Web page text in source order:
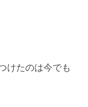
けたのは今でも